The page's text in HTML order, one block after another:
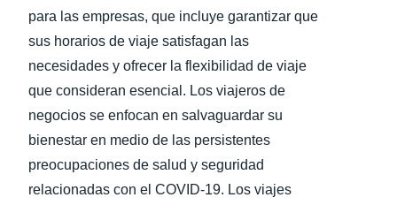
para las empresas, que incluye garantizar que
sus horarios de viaje satisfagan las
necesidades y ofrecer la flexibilidad de viaje
que consideran esencial. Los viajeros de
negocios se enfocan en salvaguardar su
bienestar en medio de las persistentes
preocupaciones de salud y seguridad
relacionadas con el COVID-19. Los viajes